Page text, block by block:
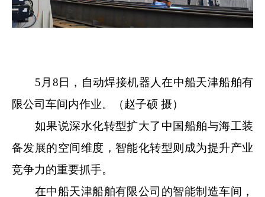
5月8日，自动焊接机器人在中船天津船舶有
限公司车间内作业。（赵子硕 摄）
如果说深水化转型扩大了中国船舶与海工装
备发展的空间维度，智能化转型则成为提升产业
竞争力的重要抓手。
在中船天津船舶有限公司的智能制造车间，